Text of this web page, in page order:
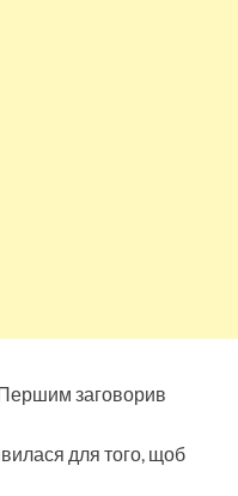
Першим заговорив
для того, щоб